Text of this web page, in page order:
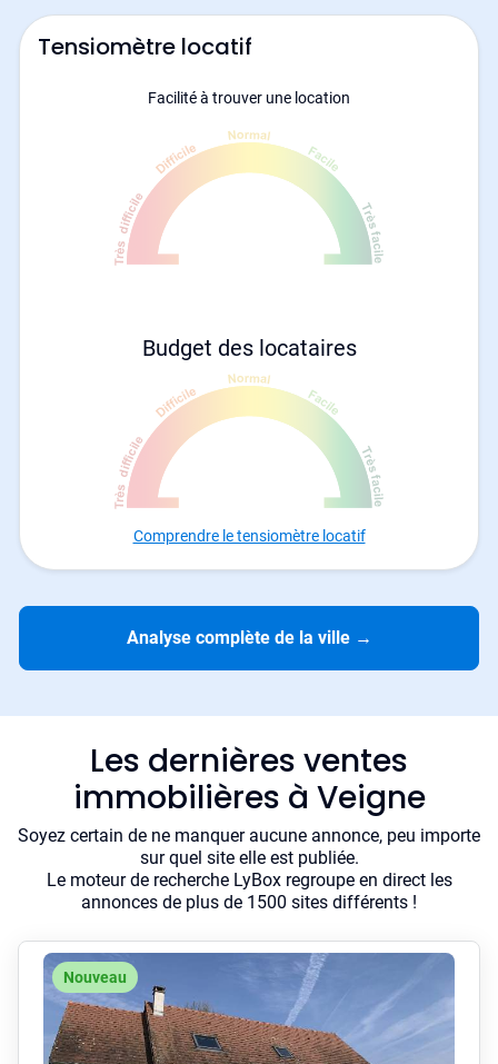
Tensiomètre locatif
Facilité à trouver une location
Budget des locataires
Comprendre le tensiomètre locatif
Analyse complète de la ville →
Les dernières ventes
immobilières à Veigne
Soyez certain de ne manquer aucune annonce, peu importe
sur quel site elle est publiée.
Le moteur de recherche LyBox regroupe en direct les
annonces de plus de 1500 sites différents !
Nouveau